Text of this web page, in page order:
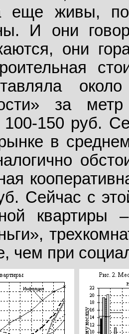
еще живы,
И они
они
за
100-150 руб.
в
Сейчас с
чем при